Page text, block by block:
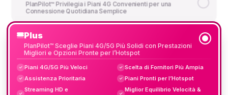
PlanPilot™ Privilegia i Piani 4G Convenienti per una
Connessione Quotidiana Semplice
Plus
PlanPilot™ Sceglie Piani 4G/5G Più Solidi con Prestazioni
Migliori e Opzioni Pronte per l’Hotspot
✓ Piani 4G/5G Più Veloci ✓ Scelta di Fornitori Più Ampia
✓ Assistenza Prioritaria ✓ Piani Pronti per l’Hotspot
✓
Streaming HD e
✓
Miglior Equilibrio Velocità &